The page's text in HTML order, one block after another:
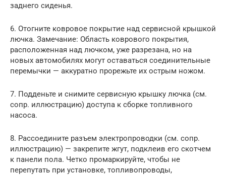
заднего сиденья.
6. Отогните ковровое покрытие над сервисной крышкой
лючка. Замечание: Область коврового покрытия,
расположенная над лючком, уже разрезана, но на
новых автомобилях могут оставаться соединительные
перемычки — аккуратно прорежьте их острым ножом.
7. Подденьте и снимите сервисную крышку лючка (см.
сопр. иллюстрацию) доступа к сборке топливного
насоса.
8. Рассоедините разъем электропроводки (см. сопр.
иллюстрацию) — закрепите жгут, подклеив его скотчем
к панели пола. Четко промаркируйте, чтобы не
перепутать при установке, топливопроводы,